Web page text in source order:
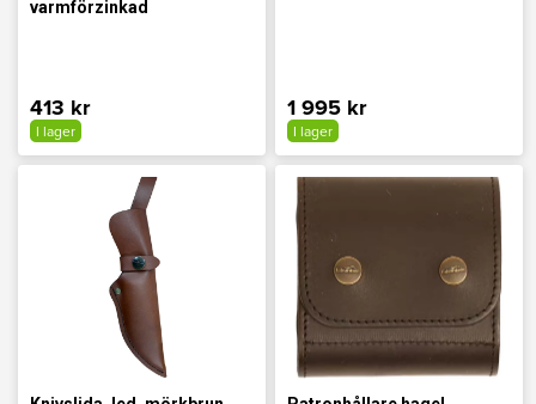
varmförzinkad
413 kr
I lager
1 995 kr
I lager